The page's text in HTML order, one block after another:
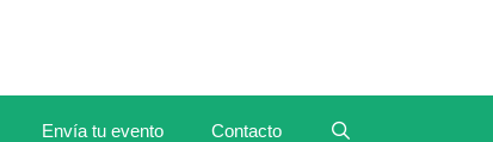
Envía tu evento Contacto